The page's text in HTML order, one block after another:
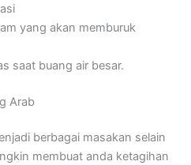
yang akan memburuk
saat buang air besar.
Arab
berbagai masakan selain
membuat anda ketagihan